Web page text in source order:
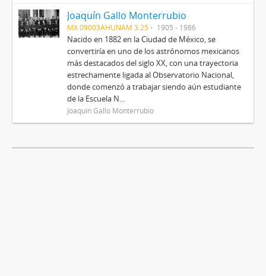
Joaquín Gallo Monterrubio
MX 09003AHUNAM 3.25 1905 - 1986
Nacido en 1882 en la Ciudad de México, se
convertiría en uno de los astrónomos mexicanos
más destacados del siglo XX, con una trayectoria
estrechamente ligada al Observatorio Nacional,
donde comenzó a trabajar siendo aún estudiante
de la Escuela N...
Joaquín Gallo Monterrubio